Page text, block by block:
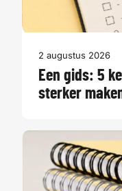
2 augustus 2026
Een gids: 5
sterker